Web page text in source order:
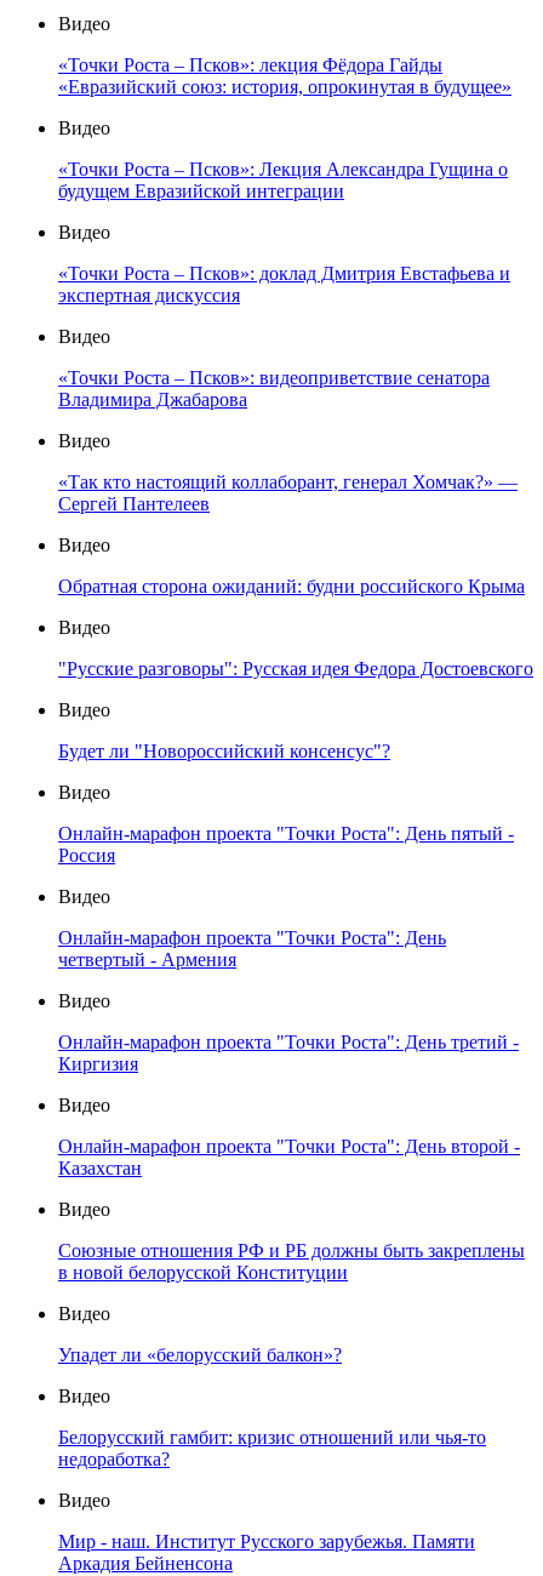
Видео
«Точки Роста – Псков»: лекция Фёдора Гайды
«Евразийский союз: история, опрокинутая в будущее»
Видео
«Точки Роста – Псков»: Лекция Александра Гущина о
будущем Евразийской интеграции
Видео
«Точки Роста – Псков»: доклад Дмитрия Евстафьева и
экспертная дискуссия
Видео
«Точки Роста – Псков»: видеоприветствие сенатора
Владимира Джабарова
Видео
«Так кто настоящий коллаборант, генерал Хомчак?» —
Сергей Пантелеев
Видео
Обратная сторона ожиданий: будни российского Крыма
Видео
"Русские разговоры": Русская идея Федора Достоевского
Видео
Будет ли "Новороссийский консенсус"?
Видео
Онлайн-марафон проекта "Точки Роста": День пятый -
Россия
Видео
Онлайн-марафон проекта "Точки Роста": День
четвертый - Армения
Видео
Онлайн-марафон проекта "Точки Роста": День третий -
Киргизия
Видео
Онлайн-марафон проекта "Точки Роста": День второй -
Казахстан
Видео
Союзные отношения РФ и РБ должны быть закреплены
в новой белорусской Конституции
Видео
Упадет ли «белорусский балкон»?
Видео
Белорусский гамбит: кризис отношений или чья-то
недоработка?
Видео
Мир - наш. Институт Русского зарубежья. Памяти
Аркадия Бейненсона